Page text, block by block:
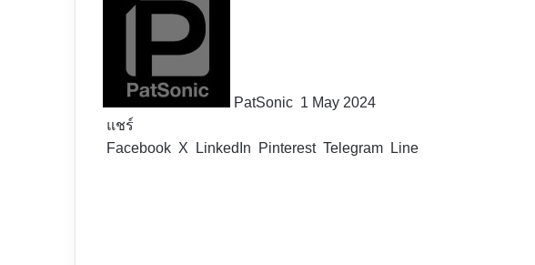
PatSonic 1 May 2024
แชร์
Facebook X LinkedIn Pinterest Telegram Line